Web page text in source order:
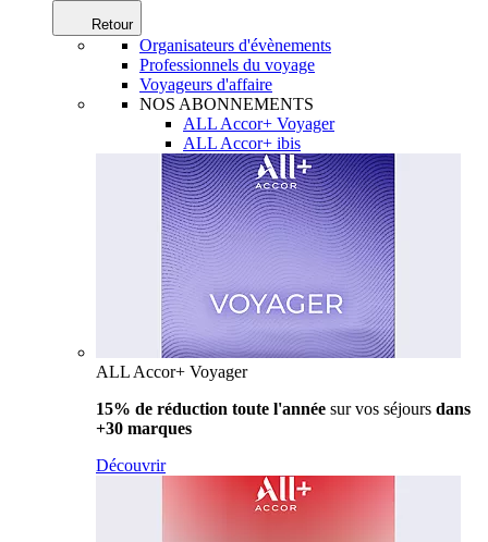
Retour
Organisateurs d'évènements
Professionnels du voyage
Voyageurs d'affaire
NOS ABONNEMENTS
ALL Accor+ Voyager
ALL Accor+ ibis
ALL Accor+ Voyager
15% de réduction toute l'année sur vos séjours dans
+30 marques
Découvrir